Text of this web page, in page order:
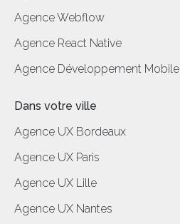
Agence Webflow
Agence React Native
Agence Développement Mobile
Dans votre ville
Agence UX Bordeaux
Agence UX Paris
Agence UX Lille
Agence UX Nantes